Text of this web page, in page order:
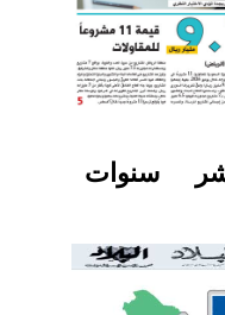
سنوات